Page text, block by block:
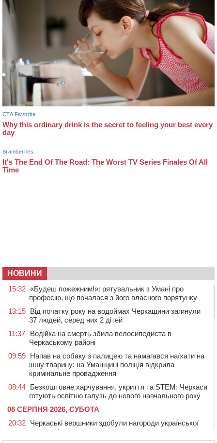
НОВИНИ
15:32 «Будеш пожежним!»: рятувальник з Умані про
професію, що почалася з його власного порятунку
13:15 Від початку року на водоймах Черкащини загинули
37 людей, серед них 2 дітей
11:37
Водійка на смерть збила велосипедиста в
Черкаському районі
09:59 Напав на собаку з палицею та намагався наїхати на
іншу тварину: на Уманщині поліція відкрила
кримінальне провадження
08:44 Безкоштовне харчування, укриття та STEM: Черкаси
готують освітню галузь до нового навчального року
08 СЕРПНЯ 2026, СУБОТА
20:32 Черкаські вершники здобули нагороди української
першості